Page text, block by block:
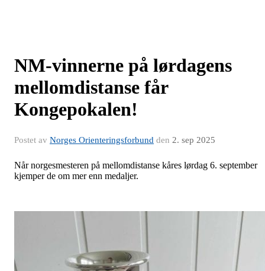
NM-vinnerne på lørdagens
mellomdistanse får
Kongepokalen!
Postet av Norges Orienteringsforbund den 2. sep 2025
Når norgesmesteren på mellomdistanse kåres lørdag 6. september
kjemper de om mer enn medaljer.